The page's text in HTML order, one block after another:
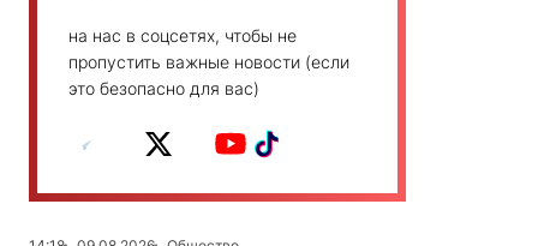
на нас в соцсетях, чтобы не
пропустить важные новости (если
это безопасно для вас)